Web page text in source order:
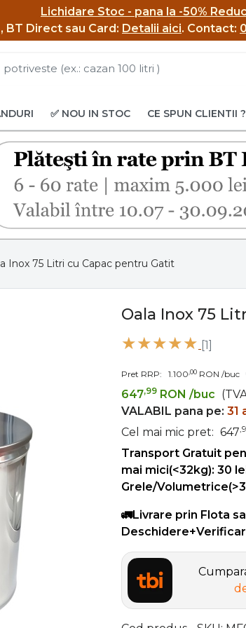
Lichidare Stoc - pana la -50%
BT Direct sau Card: Detalii aici. Contact:
✅ NOU IN STOC CE SPUN CLIENTII ?
Inox 75 Litri cu Capac pentru Gatit
Oala Inox 75
[1]
Pret RRP: 1.100,00 RON /buc
647,99 RON /buc
VALABIL pana pe: 31
Cel mai mic pret: 647
Transport Gratuit
mai mici(<32kg): 30
Grele/
🚛Livrare prin Flota